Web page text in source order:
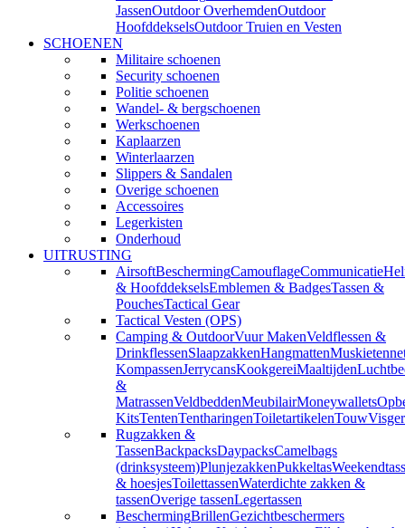
JassenOutdoor OverhemdenOutdoor
HoofddekselsOutdoor Truien en Vesten
SCHOENEN
Militaire schoenen
Security schoenen
Politie schoenen
Wandel- & bergschoenen
Werkschoenen
Kaplaarzen
Winterlaarzen
Slippers & Sandalen
Overige schoenen
Accessoires
Legerkisten
Onderhoud
UITRUSTING
AirsoftBeschermingCamouflageCommunicatie
& HoofddekselsEmblemen & BadgesTassen &
PouchesTactical Gear
Tactical Vesten (OPS)
Camping & OutdoorVuur MakenVeldflessen &
DrinkflessenSlaapzakkenHangmatten
KompassenJerrycansKookgereiMaaltijden
&
MatrassenVeldbeddenMeubilairMoneywallets
KitsTentenTentharingenToiletartikelenTouw
Rugzakken &
TassenBackpacksDaypacksCamelbags
(drinksysteem)PlunjezakkenPukkeltas
& hoesjesToilettassenWaterdichte zakken &
tassenOverige tassenLegertassen
BeschermingBrillenGezichtbeschermers